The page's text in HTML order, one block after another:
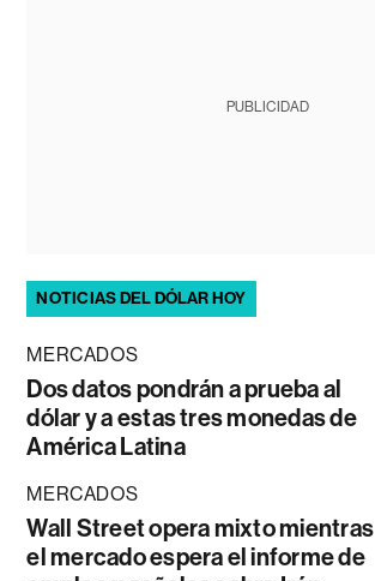
PUBLICIDAD
NOTICIAS DEL DÓLAR HOY
MERCADOS
Dos datos pondrán a prueba al
dólar y a estas tres monedas de
América Latina
MERCADOS
Wall Street opera mixto mientras
el mercado espera el informe de